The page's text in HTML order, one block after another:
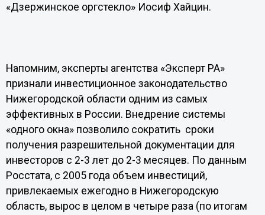
«Дзержинское оргстекло» Иосиф Хайцин.
Напомним, эксперты агентства «Эксперт РА»
признали инвестиционное законодательство
Нижегородской области одним из самых
эффективных в России. Внедрение системы
«одного окна» позволило сократить сроки
получения разрешительной документации для
инвесторов с 2-3 лет до 2-3 месяцев. По данным
Росстата, с 2005 года объем инвестиций,
привлекаемых ежегодно в Нижегородскую
область, вырос в целом в четыре раза (по итогам